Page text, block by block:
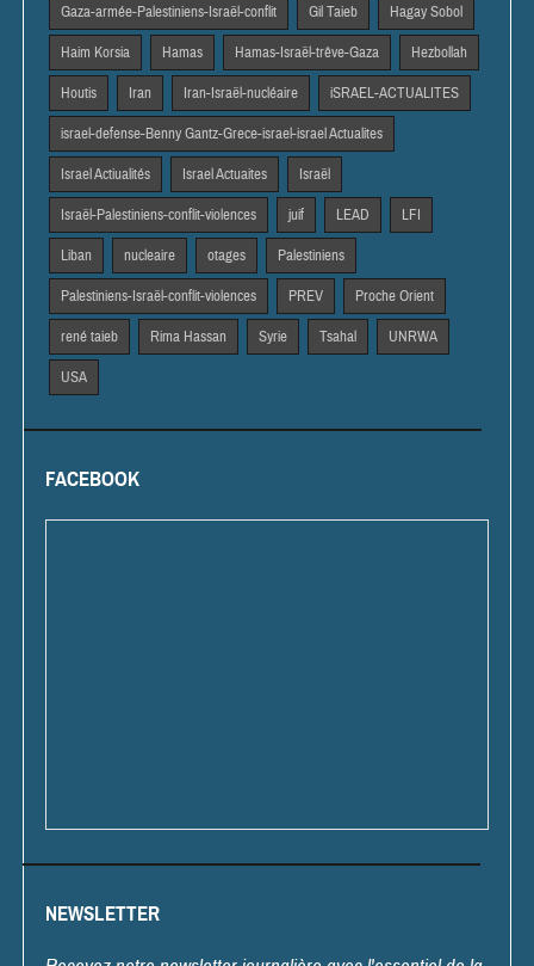
Gaza-armée-Palestiniens-Israël-conflit Gil Taieb Hagay Sobol
Haim Korsia Hamas Hamas-Israël-trêve-Gaza Hezbollah
Houtis Iran Iran-Israël-nucléaire iSRAEL-ACTUALITES
israel-defense-Benny Gantz-Grece-israel-israel Actualites
Israel Actiualités Israel Actuaites Israël
Israël-Palestiniens-conflit-violences juif LEAD LFI
Liban nucleaire otages Palestiniens
Palestiniens-Israël-conflit-violences PREV Proche Orient
rené taieb Rima Hassan Syrie Tsahal UNRWA
USA
FACEBOOK
NEWSLETTER